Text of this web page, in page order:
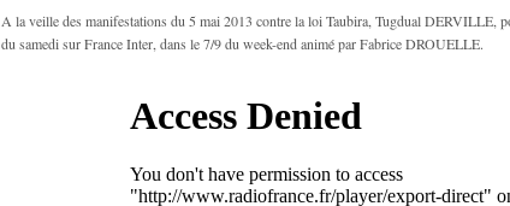
A la veille des manifestations du 5 mai 2013 contre la loi Taubira, Tugdual DERVILLE,
du samedi sur France Inter, dans le 7/9 du week-end animé par Fabrice DROUELLE.